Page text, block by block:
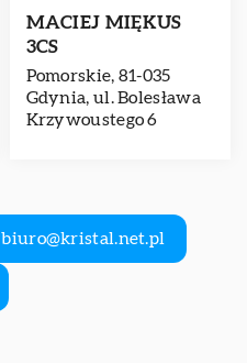
MACIEJ MIĘKUS
3CS
Pomorskie, 81-035
Gdynia, ul. Bolesława
Krzywoustego 6
biuro@kristal.net.pl